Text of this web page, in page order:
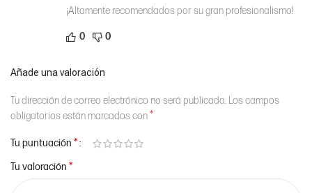
¡Altamente recomendados por su gran profesionalismo!
0 0
Añade una valoración
Tu dirección de correo electrónico no será publicada. Los campos
obligatorios están marcados con*
Tu puntuación *
Tu valoración *